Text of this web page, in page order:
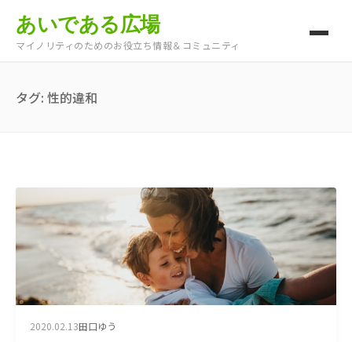
あいである広場
マイノリティのためのお役立ち情報＆コミュニティ
タグ: 性的違和
2020.02.13田口ゆう